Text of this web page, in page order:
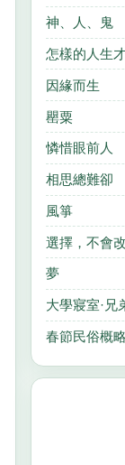
神、人、鬼
怎樣的人生
因緣而生
罌粟
憐惜眼前人
相思總難卻
風箏
選擇，不會
夢
大學寢室·兄
春節民俗概